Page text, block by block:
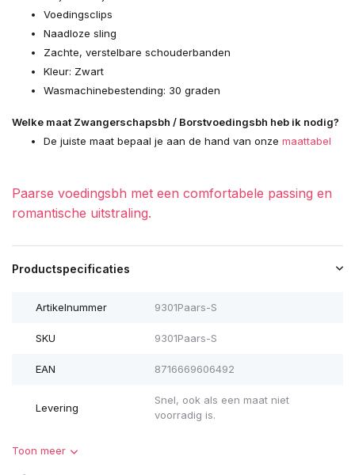
Voedingsclips
Naadloze sling
Zachte, verstelbare schouderbanden
Kleur: Zwart
Wasmachinebestending: 30 graden
Welke maat Zwangerschapsbh / Borstvoedingsbh heb ik nodig?
De juiste maat bepaal je aan de hand van onze maattabel
Paarse voedingsbh met een comfortabele passing en
romantische uitstraling.
Productspecificaties
Artikelnummer 9301Paars-S
SKU 9301Paars-S
EAN 8716669606492
Levering
Snel, ook als een maat niet
voorradig is.
Toon meer